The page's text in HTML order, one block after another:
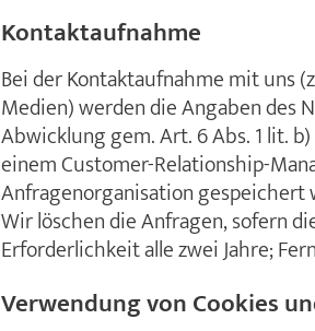
Kontaktaufnahme
Bei der Kontaktaufnahme mit uns
Medien) werden die Angaben des
Abwicklung gem. Art. 6 Abs. 1 lit.
einem Customer-Relationship-
Anfragenorganisation gespeichert
Wir löschen die Anfragen, sofern
Erforderlichkeit alle zwei Jahre;
Verwendung von Cookies